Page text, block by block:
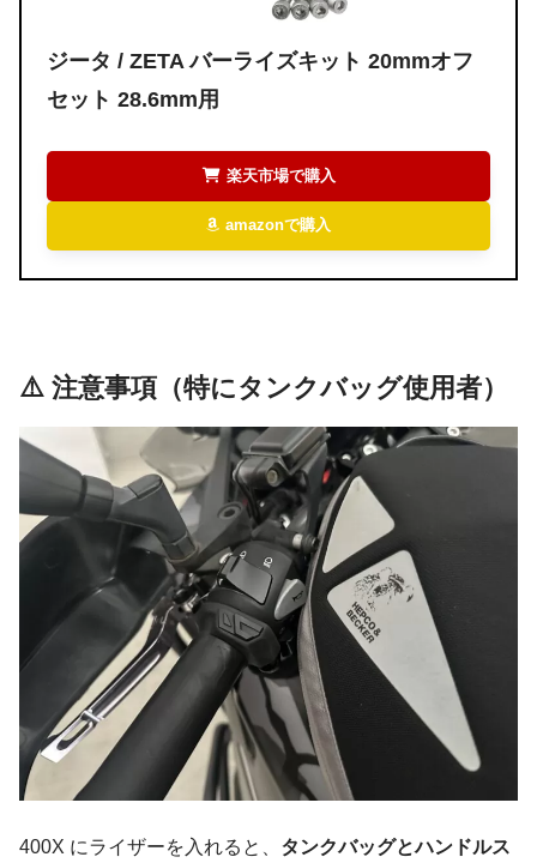
ジータ / ZETAバーライズキット 20mmオフ
セット 28.6mm用
楽天市場で購入
amazonで購入
⚠️ 注意事項（特にタンクバッグ使用者）
400X にライザーを入れると、 タンクバッグとハンドルス